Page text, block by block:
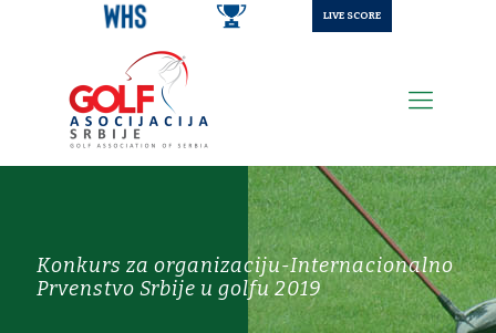
LIVE SCORE
Konkurs za organizaciju-Internacionalno
Prvenstvo Srbije u golfu 2019